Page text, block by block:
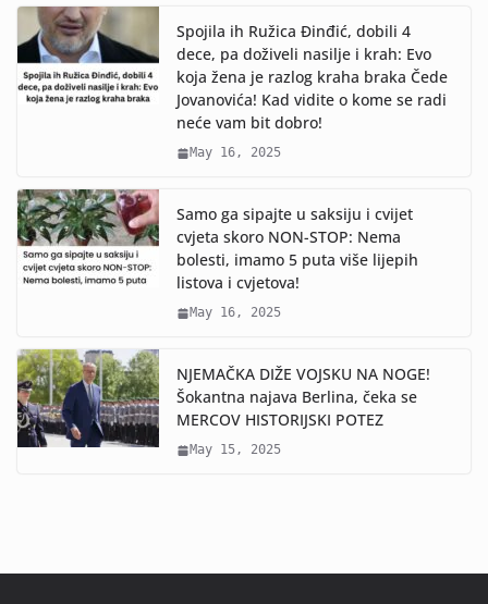
Spojila ih Ružica Đinđić, dobili 4
dece, pa doživeli nasilje i krah: Evo
koja žena je razlog kraha braka Čede
Jovanovića! Kad vidite o kome se radi
neće vam bit dobro!
May 16, 2025
Samo ga sipajte u saksiju i cvijet
cvjeta skoro NON-STOP: Nema
bolesti, imamo 5 puta više lijepih
listova i cvjetova!
May 16, 2025
NJEMAČKA DIŽE VOJSKU NA NOGE!
Šokantna najava Berlina, čeka se
MERCOV HISTORIJSKI POTEZ
May 15, 2025